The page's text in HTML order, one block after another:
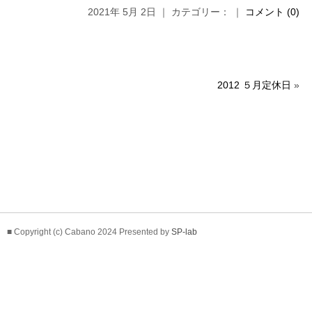
2021年 5月 2日 ｜ カテゴリー： ｜ コメント (0)
2012 ５月定休日 »
■ Copyright (c) Cabano 2024 Presented by SP-lab